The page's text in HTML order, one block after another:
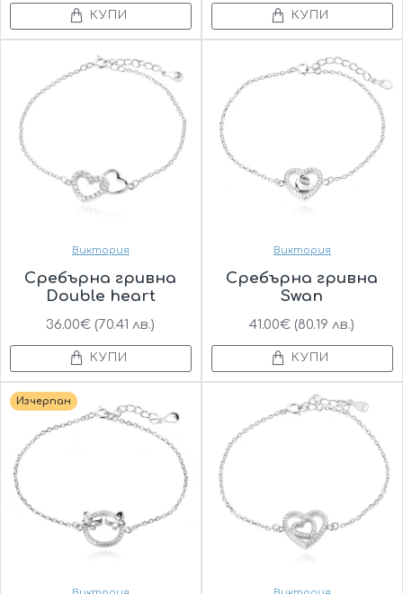
КУПИ КУПИ
Виктория
Сребърна гривна
Double heart
36.00€ (70.41 лв.)
КУПИ
Виктория
Сребърна гривна
Swan
41.00€ (80.19 лв.)
КУПИ
Изчерпан